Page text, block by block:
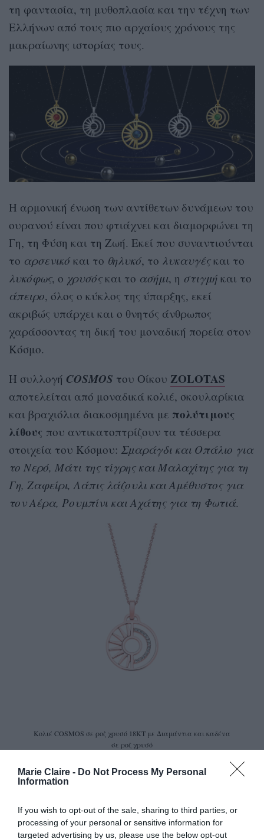
Marie Claire - Do Not Process My Personal
Information
If you wish to opt-out of the sale, sharing to third parties, or
processing of your personal or sensitive information for
targeted advertising by us, please use the below opt-out
τη φαντασία, τη μυθοπλασία και την τέχνη των
Ελλήνων από τους πιο αρχαίους χρόνους της
μακραίωνης ιστορίας τους.
Η αρμονική ένωση των αντίθετων δυνάμεων του
ουρανού είναι που φτιάχνει και διαμορφώνει τη
Γη, τη Φύση και τη Ζωή. Εκεί που συναντιούνται
το αρσενικό και το θηλυκό, το λυκαυγέςκαι το
λυκόφως, ο χρυσόςκαι το ασήμι, η στιγμή και το
άπειρο, όλος ο κύκλος της ύπαρξης, εκεί
ακριβώς υπάρχει και ο θνητός άνθρωπος
χαράσσοντας τη δική του μοναδική πορεία στον
Κόσμο.
Η συλλογή COSMOS του Οίκου ZOLOTAS
αποτελείται από μοναδικά κολιέ, σκουλαρίκια
και βραχιόλια διακοσμημένα με πολύτιμους
λίθους που αντικατοπτρίζουν τα τέσσερα
στοιχεία του Κόσμου: Σμαράγδι και Οπάλιο για
το Νερό, Μάτι της τίγρης και Μαλαχίτης για τη
Γη, Ζαφείρι, Λάπις λάζουλι και Αμέθυστος για
τον Αέρα, Ρουμπίνι και Αχάτης για τη Φωτιά.
Κολιέ COSMOS σε ροζ χρυσό 18ΚΤ με Διαμάντια και καδένα
σε ροζ χρυσό